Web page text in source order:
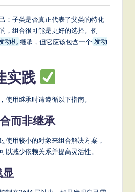
：子类是否真正代表了父类的特化
，组合很可能是更好的选择。例
动机 继承，但它应该包含一个 发动
实践
使用继承时请遵循以下指南。
而非继承
使用较小的对象来组合解决方案，
以减少依赖关系并提高灵活性。